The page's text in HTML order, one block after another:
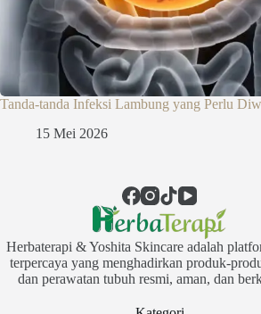
Tanda-tanda Infeksi Lambung yang Perlu
15 Mei 2026
Herbaterapi & Yoshita Skincare adalah
terpercaya yang menghadirkan produk-
dan perawatan tubuh resmi, aman, dan